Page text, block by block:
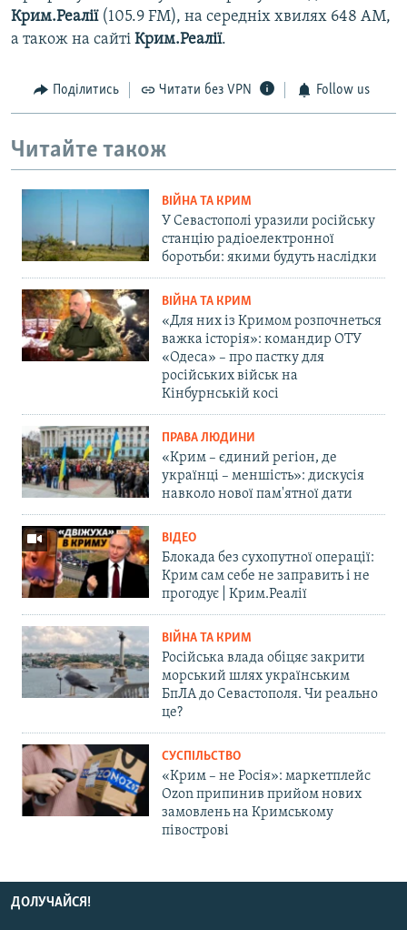
Крим.Реалії (105.9 FM), на середніх хвилях 648 АМ,
а також на сайті Крим.Реалії.
Поділитись Читати без VPN Follow us
Читайте також
ВІЙНА ТА КРИМ
У Севастополі уразили російську
станцію радіоелектронної
боротьби: якими будуть наслідки
ВІЙНА ТА КРИМ
«Для них із Кримом розпочнеться
важка історія»: командир ОТУ
«Одеса» – про пастку для
російських військ на
Кінбурнській косі
ПРАВА ЛЮДИНИ
«Крим – єдиний регіон, де
українці – меншість»: дискусія
навколо нової пам'ятної дати
ВІДЕО
Блокада без сухопутної операції:
Крим сам себе не заправить і не
прогодує | Крим.Реалії
ВІЙНА ТА КРИМ
Російська влада обіцяє закрити
морський шлях українським
БпЛА до Севастополя. Чи реально
це?
СУСПІЛЬСТВО
«Крим – не Росія»: маркетплейс
Ozon припинив прийом нових
замовлень на Кримському
півострові
ДОЛУЧАЙСЯ!